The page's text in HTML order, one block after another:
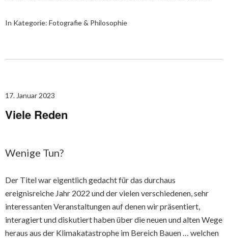
In Kategorie: Fotografie & Philosophie
17. Januar 2023
Viele Reden
Wenige Tun?
Der Titel war eigentlich gedacht für das durchaus
ereignisreiche Jahr 2022 und der vielen verschiedenen, sehr
interessanten Veranstaltungen auf denen wir präsentiert,
interagiert und diskutiert haben über die neuen und alten Wege
heraus aus der Klimakatastrophe im Bereich Bauen … welchen